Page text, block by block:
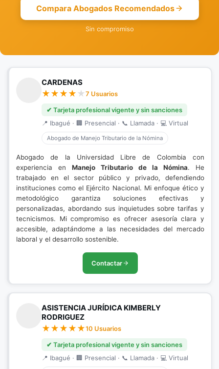
Compara Abogados Recomendados
Sin compromiso
CARDENAS
7 Usuarios
✔ Tarjeta profesional vigente y sin sanciones
📍 Ibagué · 🏢 Presencial · 📞 Llamada · 💻 Virtual
Abogado de Manejo Tributario de la Nómina
Abogado de la Universidad Libre de Colombia con
experiencia en Manejo Tributario de la Nómina. He
trabajado en el sector público y privado, defendiendo
instituciones como el Ejército Nacional. Mi enfoque ético y
metodológico garantiza soluciones efectivas y
personalizadas, abordando sus inquietudes sobre tarifas y
tecnicismos. Mi compromiso es ofrecer asesoría clara y
accesible, adaptándome a las necesidades del mercado
laboral y el desarrollo sostenible.
Contactar
ASISTENCIA JURÍDICA KIMBERLY
RODRIGUEZ
10 Usuarios
✔ Tarjeta profesional vigente y sin sanciones
📍 Ibagué · 🏢 Presencial · 📞 Llamada · 💻 Virtual